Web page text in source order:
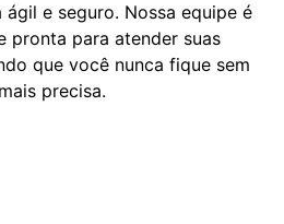
e seguro. Nossa equipe é
pronta para atender suas
que você nunca fique sem
precisa.